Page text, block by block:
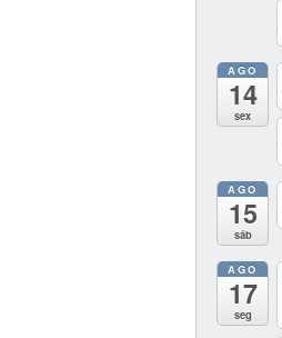
AGO
14
sex
AGO
15
sáb
AGO
17
seg